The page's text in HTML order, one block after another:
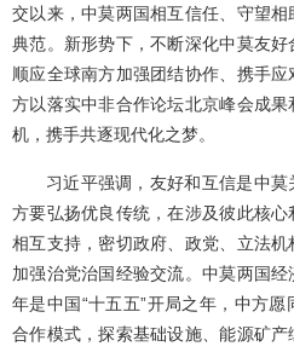
交以来，中莫两国相互信任、守望
典范。新形势下，不断深化中莫友
顺应全球南方加强团结协作、携手
方以落实中非合作论坛北京峰会成果
机，携手共逐现代化之梦。
习近平强调，友好和互信是中
方要弘扬优良传统，在涉及彼此核
相互支持，密切政府、政党、立法机
加强治党治国经验交流。中莫两国
年是中国“十五五”开局之年，中方
合作模式，探索基础设施、能源矿